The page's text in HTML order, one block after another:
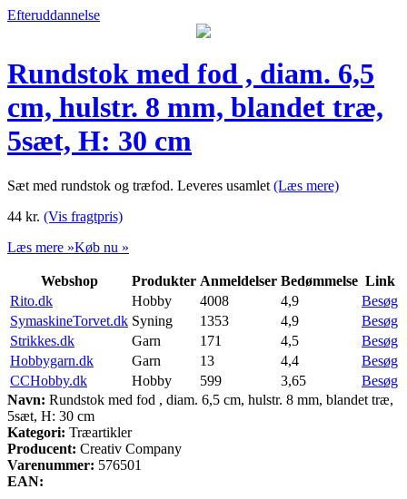
Efteruddannelse
Rundstok med fod , diam. 6,5
cm, hulstr. 8 mm, blandet træ,
5sæt, H: 30 cm
Sæt med rundstok og træfod. Leveres usamlet (Læs mere)
44 kr. (Vis fragtpris)
Læs mere »Køb nu »
Webshop Produkter Anmeldelser Bedømmelse Link
Rito.dk
Hobby 4008 4,9
Besøg
SymaskineTorvet.dk Syning 1353 4,9
Besøg
Strikkes.dk
Garn 171 4,5
Besøg
Hobbygarn.dk
Garn 13 4,4
Besøg
CCHobby.dk
Hobby 599 3,65
Besøg
Navn: Rundstok med fod , diam. 6,5 cm, hulstr. 8 mm, blandet træ,
5sæt, H: 30 cm
Kategori: Træartikler
Producent: Creativ Company
Varenummer: 576501
EAN: